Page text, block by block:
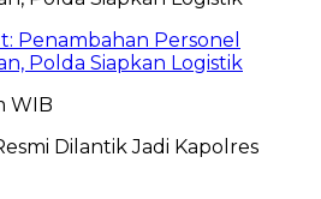
Penambahan Personel
Polda Siapkan Logistik
WIB